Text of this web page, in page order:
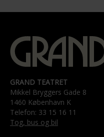
GRAND TEATRET
Mikkel Bryggers Gade 8
1460 København K
Telefon: 33 15 16 11
Tog, bus og bil